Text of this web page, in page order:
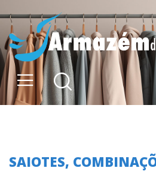
SAIOTES,